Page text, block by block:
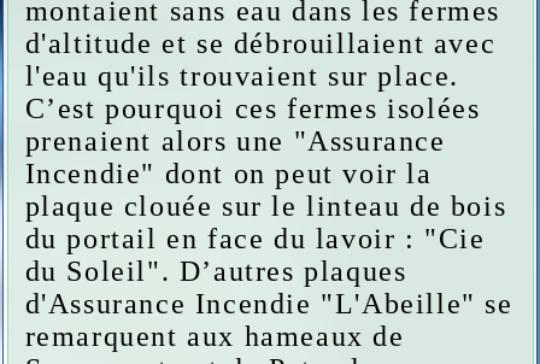
montaient sans eau dans les fermes
d'altitude et se débrouillaient avec
l'eau qu'ils trouvaient sur place.
C’est pourquoi ces fermes isolées
prenaient alors une "Assurance
Incendie" dont on peut voir la
plaque clouée sur le linteau de bois
du portail en face du lavoir : "Cie
du Soleil". D’autres plaques
d'Assurance Incendie "L'Abeille" se
remarquent aux hameaux de